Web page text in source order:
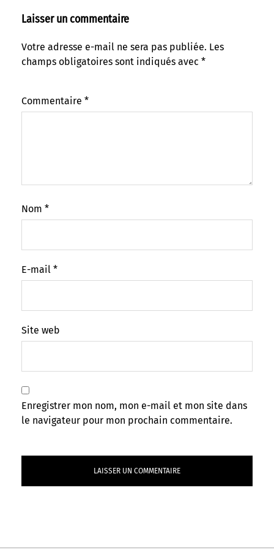
Laisser un commentaire
Votre adresse e-mail ne sera pas publiée. Les
champs obligatoires sont indiqués avec *
Commentaire *
Nom *
E-mail *
Site web
Enregistrer mon nom, mon e-mail et mon site dans
le navigateur pour mon prochain commentaire.